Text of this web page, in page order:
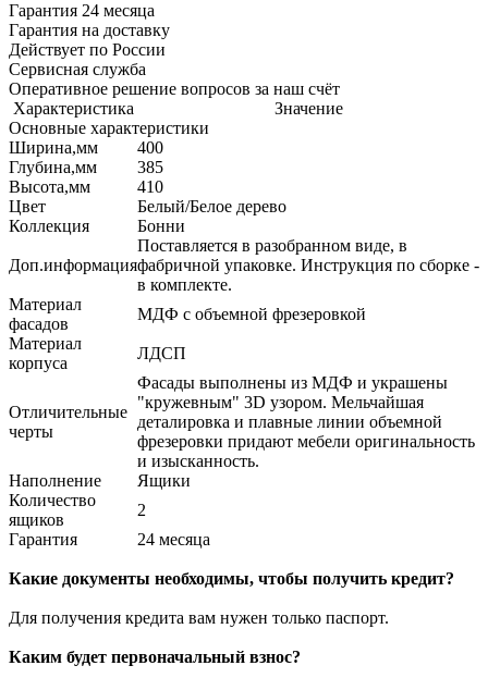
Гарантия 24 месяца
Гарантия на доставку
Действует по России
Сервисная служба
Оперативное решение вопросов за наш счёт
Характеристика
Значение
Основные характеристики
Ширина,мм
400
Глубина,мм
385
Высота,мм
410
Цвет
Белый/Белое дерево
Коллекция
Бонни
Доп.информация
Поставляется в разобранном виде, в
фабричной упаковке. Инструкция по сборке -
в комплекте.
Материал
фасадов
МДФ с объемной фрезеровкой
Материал
корпуса
ЛДСП
Отличительные
черты
Фасады выполнены из МДФ и украшены
"кружевным" 3D узором. Мельчайшая
деталировка и плавные линии объемной
фрезеровки придают мебели оригинальность
и изысканность.
Наполнение
Ящики
Количество
ящиков
2
Гарантия
24 месяца
Какие документы необходимы, чтобы получить кредит?
Для получения кредита вам нужен только паспорт.
Каким будет первоначальный взнос?